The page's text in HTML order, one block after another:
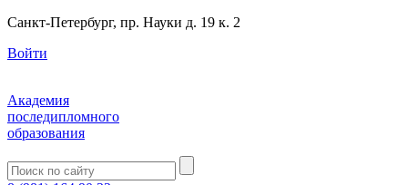
Санкт-Петербург, пр. Науки д. 19 к. 2
Войти
Академия
последипломного
образования